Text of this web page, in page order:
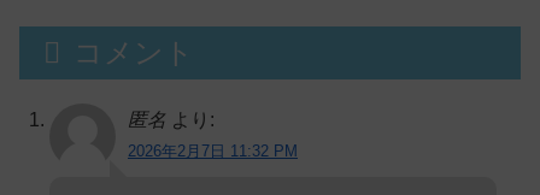
コメント
匿名 より:
2026年2月7日 11:32 PM